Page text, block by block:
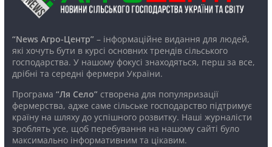
“News Агро-Центр”– інформаційне видання для людей,
які хочуть бути в курсі основних трендів сільського
господарства. У нашому фокусі знаходяться, перш за все,
дрібні та середні фермери України.
Програма “Ля Село”створена для популяризації
фермерства, адже саме сільське господарство підтримує
країну на шляху до успішного розвитку. Наші журналісти
зроблять усе, щоб перебування на нашому сайті було
максимально інформативним та цікавим.